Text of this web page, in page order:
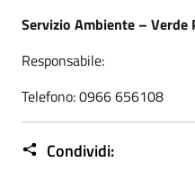
Servizio Ambiente – Verde
Responsabile:
Telefono: 0966 656108
Condividi: